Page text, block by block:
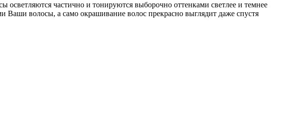
частично и тонируются выборочно оттенками светлее и темнее
волосы, а само окрашивание волос прекрасно выглядит даже спустя